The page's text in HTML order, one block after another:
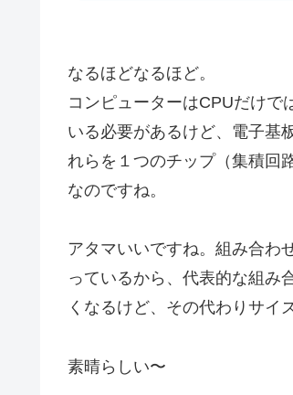
なるほどなるほど。
コンピューターはCPUだけで
いる必要があるけど、電子基
れらを１つのチップ（集積回
なのですね。
アタマいいですね。組み合わ
っているから、代表的な組み
くなるけど、その代わりサイ
素晴らしい〜